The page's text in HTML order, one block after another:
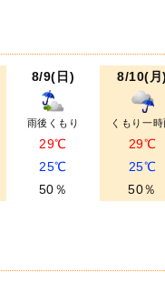
8/9(日)
雨後くもり
29℃
25℃
50％
8/10(月)
くもり一時
29℃
25℃
50％